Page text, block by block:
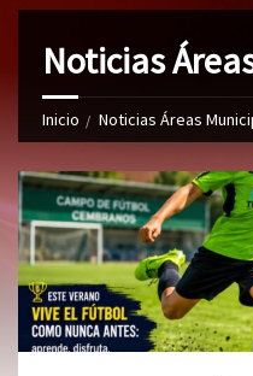
Noticias
Inicio Noticias Áreas